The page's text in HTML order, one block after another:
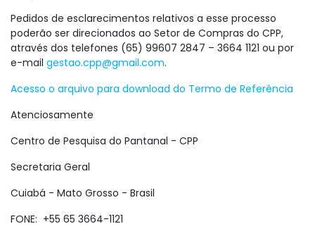
Pedidos de esclarecimentos relativos a esse processo
poderão ser direcionados ao Setor de Compras do CPP,
através dos telefones (65) 99607 2847 – 3664 1121 ou por
e-mail gestao.cpp@gmail.com.
Acesso o arquivo para download do Termo de Referência
Atenciosamente
Centro de Pesquisa do Pantanal - CPP
Secretaria Geral
Cuiabá - Mato Grosso - Brasil
FONE: +55 65 3664-1121